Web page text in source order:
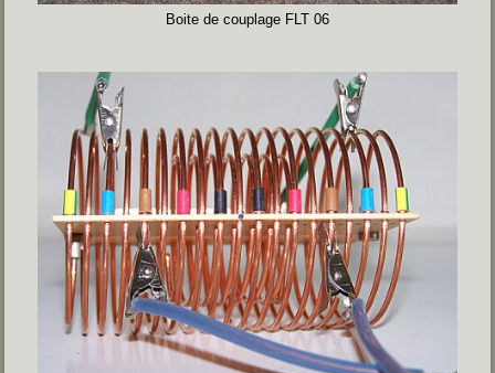
Boite de couplage FLT 06